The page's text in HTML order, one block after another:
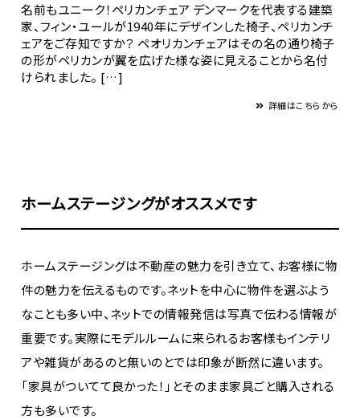
名前もユニーク！ペリカンチェア デンマークを代表する建築
家、フィン・ユールが1940年にデザインした椅子、ペリカンチ
ェアをご存知ですか？ ペオリカンチェアはその名の通り椅子
の形がペリカンが翼を広げた様な姿に見えることから名付
けられました。 […]
詳細はこちらから
ホームステージングがオススメです
ホームステージングは不動産の魅力を引き立て、お客様に物
件の魅力を伝えるものです。ネットを中心に物件を選ぶよう
なことも多い中、ネットでの情報発信は写真で伝わる情報が
重要です。実際にモデルルームに来られるお客様もインテリ
アや雑貨があるのと無いのとでは印象が断然に違います。
「家具がついてて良かった！」とそのまま家具ごと購入される
方も多いです。